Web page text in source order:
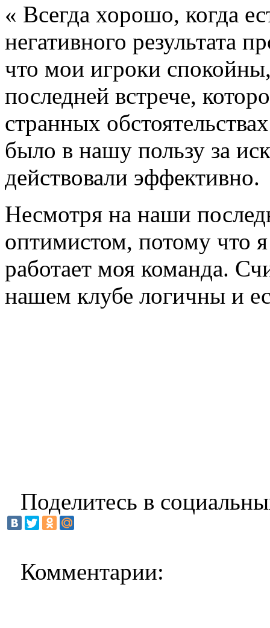
« Всегда хорошо, когда
негативного результата
что мои игроки
последней встрече,
странных
было в нашу пользу за
действовали эффективно.
Несмотря на наши
оптимистом, потому что
работает моя команда.
нашем клубе логичны и
Поделитесь в
Комментарии: